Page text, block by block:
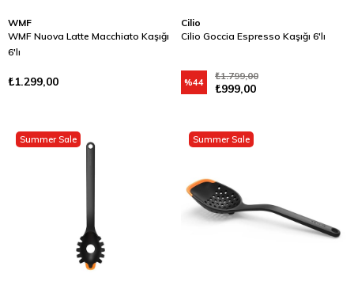
WMF
WMF Nuova Latte Macchiato Kaşığı
6'lı
₺1.299,00
Cilio
Cilio Goccia Espresso Kaşığı 6'lı
₺999,00
₺1.799,00
%44
Summer Sale Summer Sale